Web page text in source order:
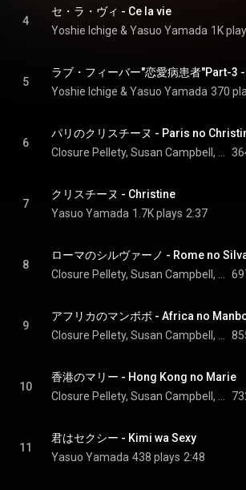
4
セ・ラ・ヴィ - Ce la vie
Yoshie Ichige & Yasuo Yamada 1K
5
Yoshie Ichige & Yasuo Yamada 370
6
パリのクリスチーヌ - Paris no
7
クリスチーヌ - Christine
Yasuo Yamada 1.7K plays 2:37
8
ローマのシルヴァーノ - Rome no
9
アフリカのマンボボ - Africa no
10
香港のマリー - Hong Kong no Marie
11
君はセクシー - Kimi wa Sexy
Yasuo Yamada 438 plays 2:48